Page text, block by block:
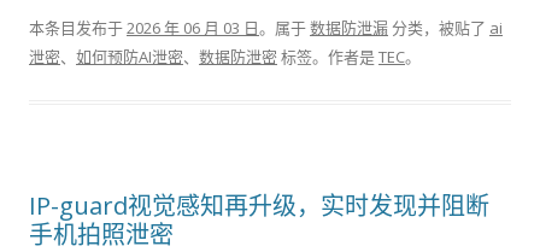
本条目发布于2026 年 06 月 03 日。属于数据防泄漏分类，被贴了 ai
泄密、 如何预防AI泄密、 数据防泄密标签。 作者是TEC。
IP-guard视觉感知再升级，实时发现并阻断
手机拍照泄密